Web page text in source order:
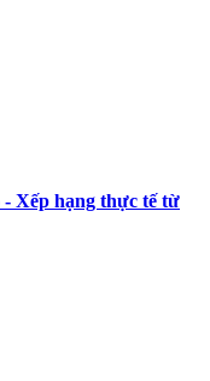
Xếp hạng thực tế từ